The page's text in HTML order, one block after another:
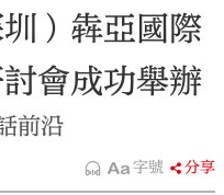
）犇亞國際
會成功舉辦
前沿
字號 分享